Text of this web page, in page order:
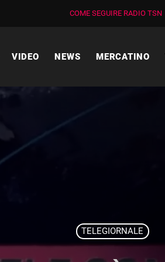
COME SEGUIRE RADIO TSN
VIDEO NEWS MERCATINO
TELEGIORNALE